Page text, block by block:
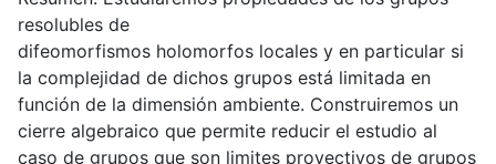
resolubles de
difeomorfismos holomorfos locales y en particular si
la complejidad de dichos grupos está limitada en
función de la dimensión ambiente. Construiremos un
cierre algebraico que permite reducir el estudio al
caso de grupos que son limites proyectivos de grupos